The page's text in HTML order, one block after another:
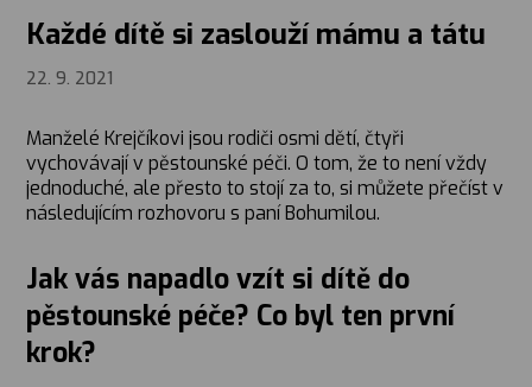
Každé dítě si zaslouží mámu a tátu
22. 9. 2021
Manželé Krejčíkovi jsou rodiči osmi dětí, čtyři
vychovávají v pěstounské péči. O tom, že to není vždy
jednoduché, ale přesto to stojí za to, si můžete přečíst v
následujícím rozhovoru s paní Bohumilou.
Jak vás napadlo vzít si dítě do
pěstounské péče? Co byl ten první
krok?